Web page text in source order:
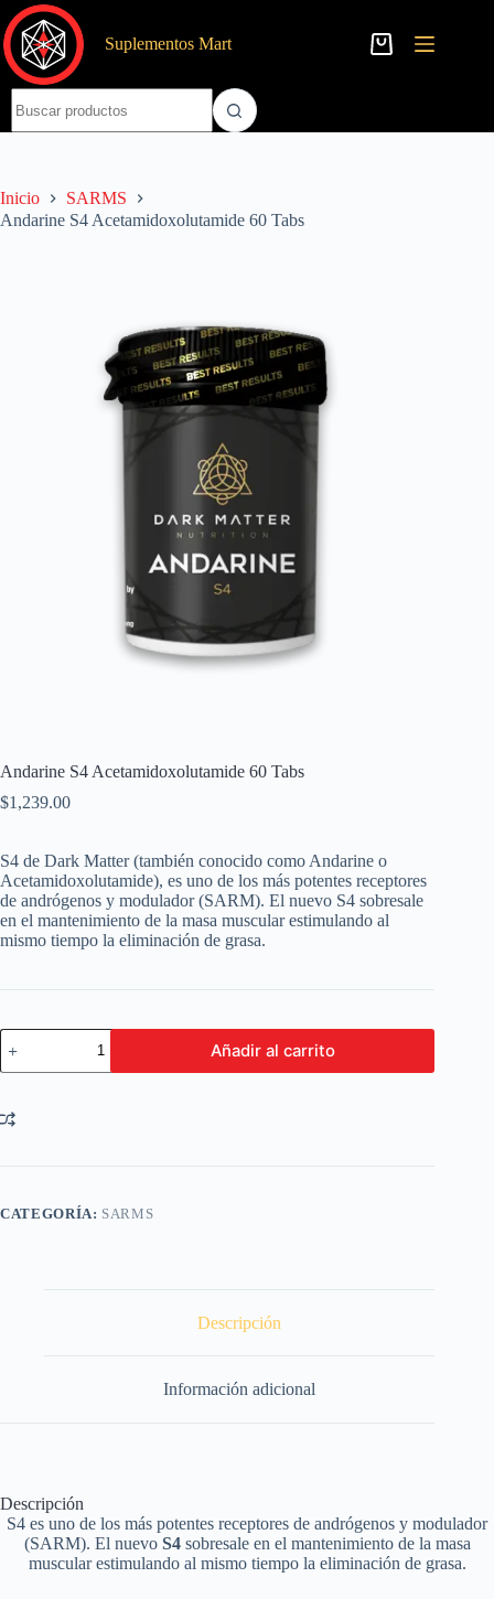
Saltar
al
contenido
Suplementos Mart
Carro
resultados
Inicio
SARMS
Andarine S4 Acetamidoxolutamide 60 Tabs
Andarine S4 Acetamidoxolutamide 60 Tabs
$1,239.00
S4 de Dark Matter (también conocido como Andarine o
Acetamidoxolutamide), es uno de los más potentes receptores
de andrógenos y modulador (SARM). El nuevo S4 sobresale
en el mantenimiento de la masa muscular estimulando al
mismo tiempo la eliminación de grasa.
Andarine
S4
Acetamidoxolutamide
Tabs
cantidad
Añadir al carrito
CATEGORÍA: SARMS
Descripción
Información adicional
Descripción
S4 es uno de los más potentes receptores de andrógenos y modulador
(SARM). El nuevo S4sobresale en el mantenimiento de la masa
muscular estimulando al mismo tiempo la eliminación de grasa.